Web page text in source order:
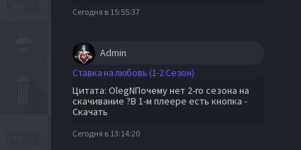
Сегодня в 15:55:37
Admin
Ставка на любовь (1-2 Сезон)
Цитата: OlegNПочему нет 2-го сезона на
скачивание ?В 1-м плеере есть кнопка -
Скачать
Сегодня в 13:14:20